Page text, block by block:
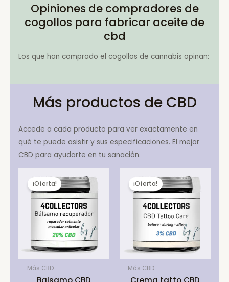
Opiniones de compradores de
cogollos para fabricar aceite de
cbd
Los que han comprado el cogollos de cannabis opinan:
Más productos de CBD
Accede a cada producto para ver exactamente en
qué te puede asistir y sus especificaciones. El mejor
CBD para ayudarte en tu sanación.
¡Oferta!
Más CBD
¡Oferta!
Más CBD